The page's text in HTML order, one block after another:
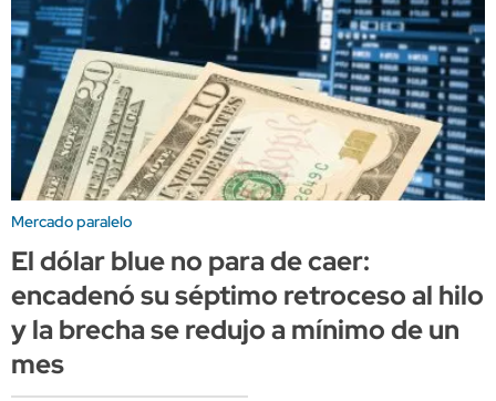
Mercado paralelo
El dólar blue no para de caer:
encadenó su séptimo retroceso al hilo
y la brecha se redujo a mínimo de un
mes